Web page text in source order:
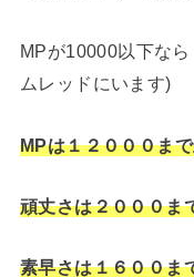
MPが10000以下な
ムレッドにいます)
MPは１２０００ま
頑丈さは２０００ま
素早さは１６００ま